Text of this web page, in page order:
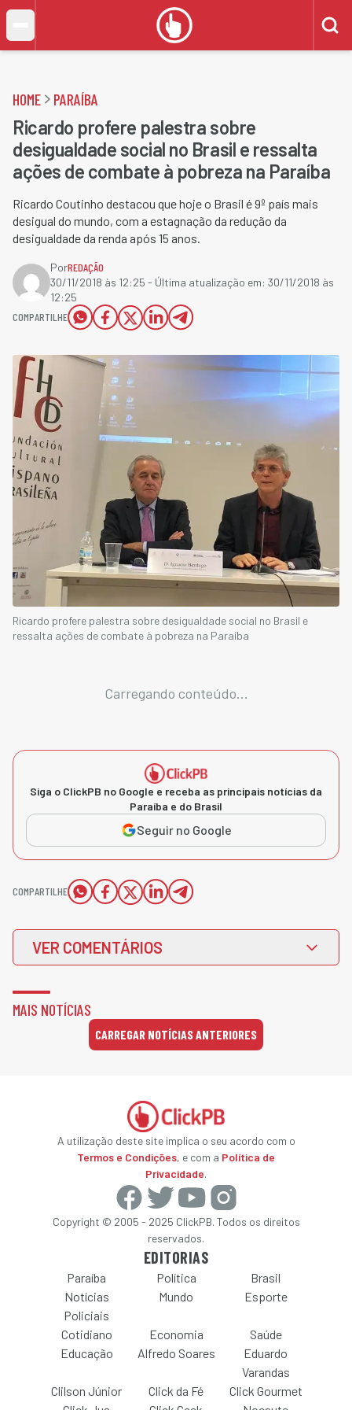
HOME PARAÍBA
Ricardo profere palestra sobre
desigualdade social no Brasil e ressalta
ações de combate à pobreza na Paraíba
Ricardo Coutinho destacou que hoje o Brasil é 9º país mais
desigual do mundo, com a estagnação da redução da
desigualdade da renda após 15 anos.
PorREDAÇÃO
30/11/2018 às 12:25 - Última atualização em: 30/11/2018 às
12:25
COMPARTILHE
Ricardo profere palestra sobre desigualdade social no Brasil e
ressalta ações de combate à pobreza na Paraíba
Carregando conteúdo...
Siga o ClickPB no Google e receba as principais notícias da
Paraíba e do Brasil
Seguir no Google
COMPARTILHE
VER COMENTÁRIOS
MAIS NOTÍCIAS
CARREGAR NOTÍCIAS ANTERIORES
A utilização deste site implica o seu acordo com o
Termos e Condições, e com a Política de
Privacidade.
Copyright © 2005 - 2025 ClickPB. Todos os direitos
reservados.
EDITORIAS
Paraíba Política
Brasil
Notícias
Policiais
Mundo Esporte
Cotidiano Economia
Saúde
Educação
Alfredo Soares
Eduardo
Varandas
Clilson Júnior
Click da Fé
Click Gourmet